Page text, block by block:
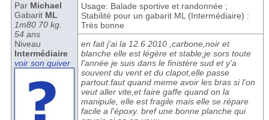
Par Michael
Gabarit ML
1m80 70 kg.
54 ans
Niveau
Intermédiaire
voir son quiver
Usage: Balade sportive et randonnée ;
Stabilité pour un gabarit ML (Intermédiaire) :
Très bonne
en fait j'ai la 12.6 2010 ,carbone,noir et
blanche elle est légère et stable;je sors toute
l'année je suis dans le finistère sud et y'a
souvent du vent et du clapot,elle passe
partout.faut quand meme avoir les bras si l'on
veut aller vite,et faire gaffe quand on la
manipule, elle est fragile mais elle se répare
facile a l'époxy. bref une bonne planche qui